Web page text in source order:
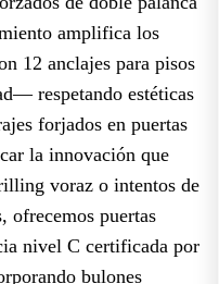
amplifica los
12 anclajes para pisos
respetando estéticas
forjados en puertas
la innovación que
voraz o intentos de
ofrecemos puertas
nivel C certificada por
bulones